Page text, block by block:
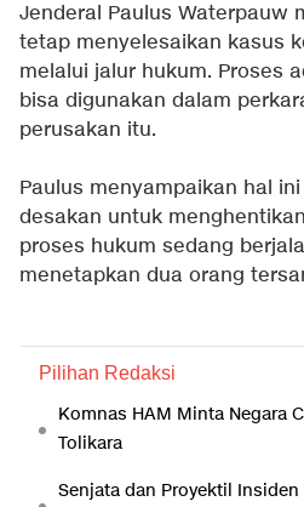
Jenderal Paulus Waterpauw
tetap menyelesaikan kasus
melalui jalur hukum. Proses
bisa digunakan dalam
perusakan itu.
Paulus menyampaikan hal
desakan untuk
proses hukum sedang
menetapkan dua orang
Pilihan Redaksi
Komnas HAM Minta Negara
Tolikara
Senjata dan Proyektil